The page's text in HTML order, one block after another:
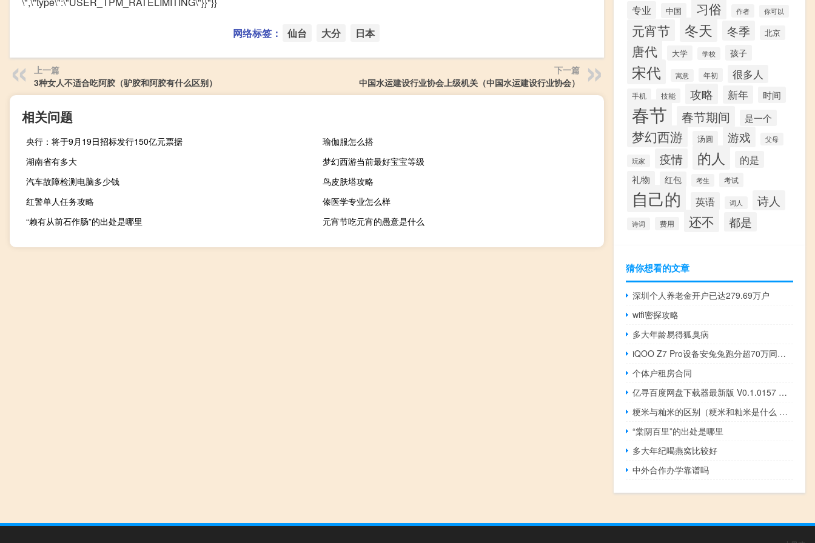
网络标签： 仙台 大分 日本
上一篇
3种女人不适合吃阿胶（驴胶和阿胶有什么区别）
下一篇
中国水运建设行业协会上级机关（中国水运建设行业协会）
相关问题
央行：将于9月19日招标发行150亿元票据
瑜伽服怎么搭
湖南省有多大
梦幻西游当前最好宝宝等级
汽车故障检测电脑多少钱
鸟皮肤塔攻略
红警单人任务攻略
傣医学专业怎么样
“赖有从前石作肠”的出处是哪里
元宵节吃元宵的愚意是什么
专业 中国 习俗 作者 你可以
元宵节 冬天 冬季 北京
唐代 大学 学校 孩子
宋代 寓意 年初 很多人
手机 技能 攻略 新年 时间
春节 春节期间 是一个
梦幻西游 汤圆 游戏 父母
玩家 疫情 的人 的是
礼物 红包 考生 考试
自己的 英语 词人 诗人
诗词 费用 还不 都是
猜你想看的文章
深圳个人养老金开户已达279.69万户
wifi密探攻略
多大年龄易得狐臭病
iQOO Z7 Pro设备安兔兔跑分超70万同级最快
个体户租房合同
亿寻百度网盘下载器最新版 V0.1.0157 免登录版（亿寻百度网盘下载器最新版 V0.1.0157 免登录版功能简介）
粳米与籼米的区别（粳米和籼米是什么 二者有什么区别）
“棠阴百里”的出处是哪里
多大年纪喝燕窝比较好
中外合作办学靠谱吗